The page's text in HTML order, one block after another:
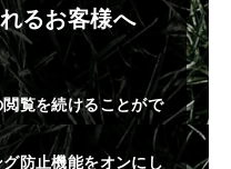
るお客様へ
覧を続けることがで
防止機能をオンにし